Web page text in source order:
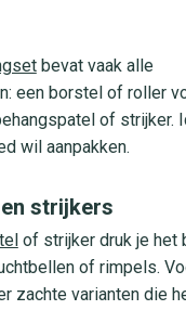
bevat vaak alle
een borstel of roller
of strijker.
wil aanpakken.
strijkers
of strijker druk je het
of rimpels.
zachte varianten die